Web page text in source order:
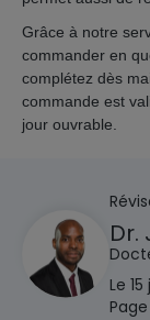
Grâce à notre
commander en
complétez dès
commande est
jour ouvrable.
Le